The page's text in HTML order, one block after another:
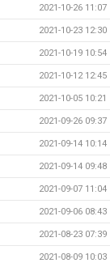
2021-10-26 11:07
2021-10-23 12:30
2021-10-19 10:54
2021-10-12 12:45
2021-10-05 10:21
2021-09-26 09:37
2021-09-14 10:14
2021-09-14 09:48
2021-09-07 11:04
2021-09-06 08:43
2021-08-23 07:39
2021-08-09 10:03